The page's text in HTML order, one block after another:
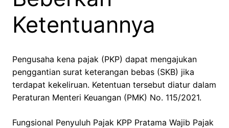
Ketentuannya
Pengusaha kena pajak (PKP) dapat mengajukan
penggantian surat keterangan bebas (SKB) jika
terdapat kekeliruan. Ketentuan tersebut diatur dalam
Peraturan Menteri Keuangan (PMK) No. 115/2021.
Fungsional Penyuluh Pajak KPP Pratama Wajib Pajak